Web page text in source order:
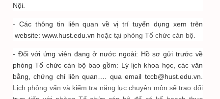
Nội.
- Các thông tin liên quan về vị trí tuyển dụng xem trên
website: www.hust.edu.vn hoặc tại phòng Tổ chức cán bộ.
- Đối với ứng viên đang ở nước ngoài: Hồ sơ gửi trước về
phòng Tổ chức cán bộ bao gồm: Lý lịch khoa học, các văn
bằng, chứng chỉ liên quan…. qua email tccb@hust.edu.vn
Lịch phỏng vấn và kiểm tra năng lực chuyên môn sẽ trao đổi